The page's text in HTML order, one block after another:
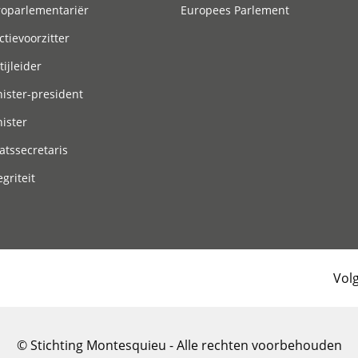
president
Europees Parlement
© Stichting Montesquieu - Alle rechten voorbehouden